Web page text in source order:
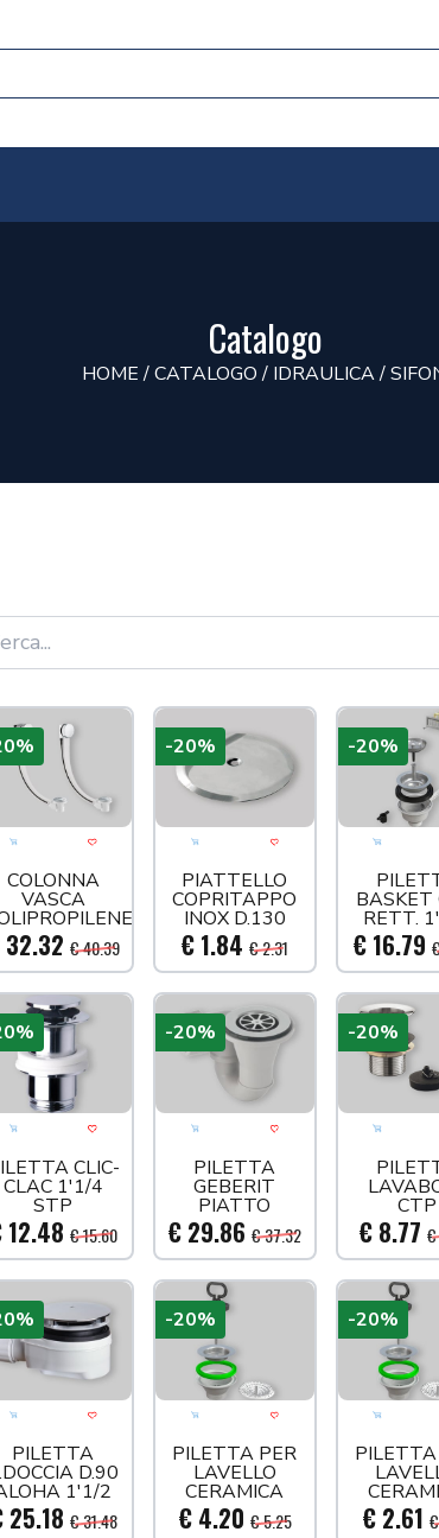
Catalogo
HOME / CATALOGO / IDRAULICA/
Aggiungi al carrello
Acquista più tardi
COLONNA
VASCA
1'1/2€ 40.39
Aggiungi al carrello
Acquista più tardi
PIATTELLO
COPRITAPPO
INOX D.130
€ 1.84 € 2.31
-20%
BASKET
RETT.
€ 16.79
-20%
Aggiungi al carrello
Acquista più tardi
CLIC-
CLAC 1'1/4
STP
12.48 € 15.60
Aggiungi al carrello
Acquista più tardi
PILETTA
GEBERIT
PIATTO
DOCCIA D.60
€ 29.86 € 37.32
-20%
CTP
€ 8.77
-20%
Aggiungi al carrello
Acquista più tardi
PILETTA
D.90
1'1/2
25.18 € 31.48
Aggiungi al carrello
Acquista più tardi
PILETTA PER
LAVELLO
CERAMICA
1'1/2
€ 4.20 € 5.25
-20%
1'1/4
€ 2.61
-20%